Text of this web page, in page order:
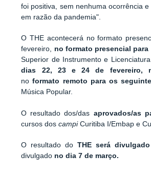
foi positiva, sem nenhuma ocorrência
em razão da pandemia".
O THE acontecerá no formato
fevereiro, no formato presencial
Superior de Instrumento e
dias 22, 23 e 24 de fevereiro,
noformato remoto para os
Música Popular.
O resultado dos/das aprovados/as
cursos doscampiCuritiba I/Embap e
O resultado doTHE será
divulgado no dia 7 de março.